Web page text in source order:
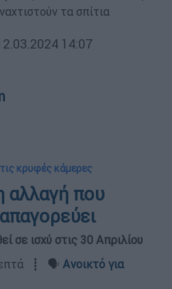
τα σπίτια
14:07
κρυφές κάμερες
αλλαγή που
σε ισχύ στις 30 Απριλίου
λεπτά ┋ 🗣️ Ανοικτό για